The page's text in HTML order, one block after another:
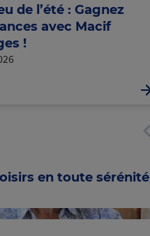
de l’été : Gagnez
avec Macif
!
en toute sérénité